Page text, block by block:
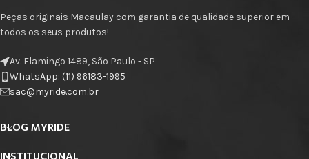
Peças originais Macaulay com garantia de qualidade superior em
todos os seus produtos!
Av. Flamingo 1489, São Paulo - SP
WhatsApp: (11) 96183-1995
sac@myride.com.br
BLOG MYRIDE